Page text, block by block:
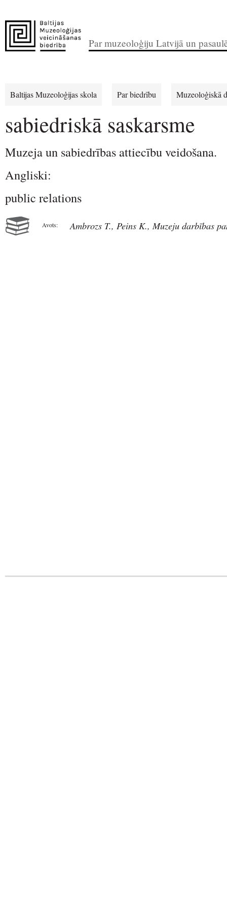
Par muzeoloģiju Latvijā un
Baltijas Muzeoloģijas skola Par biedrību Muzeoloģiskā
sabiedriskā saskarsme
Muzeja un sabiedrības attiecību veidošana.
Angliski:
public relations
Avots: Ambrozs T., Peins K., Muzeju darbības